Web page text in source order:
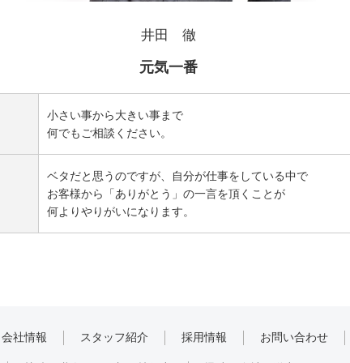
井田 徹
元気一番
小さい事から大きい事まで
何でもご相談ください。
ベタだと思うのですが、自分が仕事をしている中で
お客様から「ありがとう」の一言を頂くことが
何よりやりがいになります。
会社情報 スタッフ紹介 採用情報 お問い合わせ